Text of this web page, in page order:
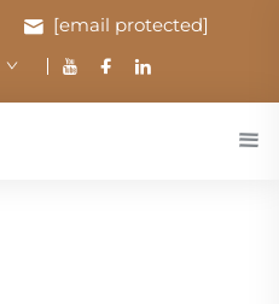
[email protected]